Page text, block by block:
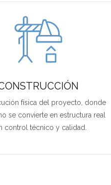
física del proyecto, donde
se convierte en estructura real
control técnico y calidad.